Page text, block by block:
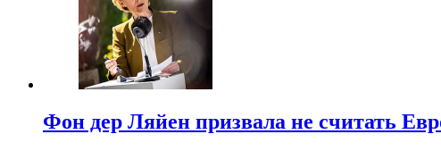
Фон дер Ляйен призвала не считать